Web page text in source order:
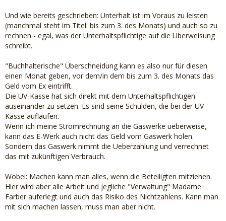
Und wie bereits geschrieben: Unterhalt ist im Voraus zu leisten
(manchmal steht im Titel: bis zum 3. des Monats) und auch so zu
rechnen - egal, was der Unterhaltspflichtige auf die Überweisung
schreibt.
"Buchhalterische" Überschneidung kann es also nur für diesen
einen Monat geben, vor dem/in dem bis zum 3. des Monats das
Geld vom Ex eintrifft.
Die UV-Kasse hat sich direkt mit dem Unterhaltspflichtigen
auseinander zu setzen. Es sind seine Schulden, die bei der UV-
Kasse auflaufen.
Wenn ich meine Stromrechnung an die Gaswerke ueberweise,
kann das E-Werk auch nicht das Geld vom Gaswerk holen.
Sondern das Gaswerk nimmt die Ueberzahlung und verrechnet
das mit zukünftigen Verbrauch.
Wobei: Machen kann man alles, wenn die Beteiligten mitziehen.
Hier wird aber alle Arbeit und jegliche "Verwaltung" Madame
Farber auferlegt und auch das Risiko des Nichtzahlens. Kann man
mit sich machen lassen, muss man aber nicht.